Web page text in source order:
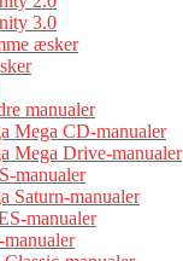
3.0
æsker
manualer
Mega CD-manualer
Mega Drive-manualer
manualer
Saturn-manualer
manualer